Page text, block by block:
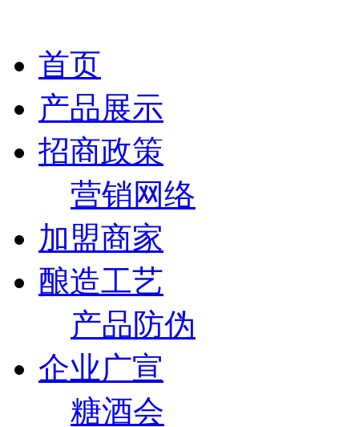
首页
产品展示
招商政策
营销网络
加盟商家
酿造工艺
产品防伪
企业广宣
糖酒会